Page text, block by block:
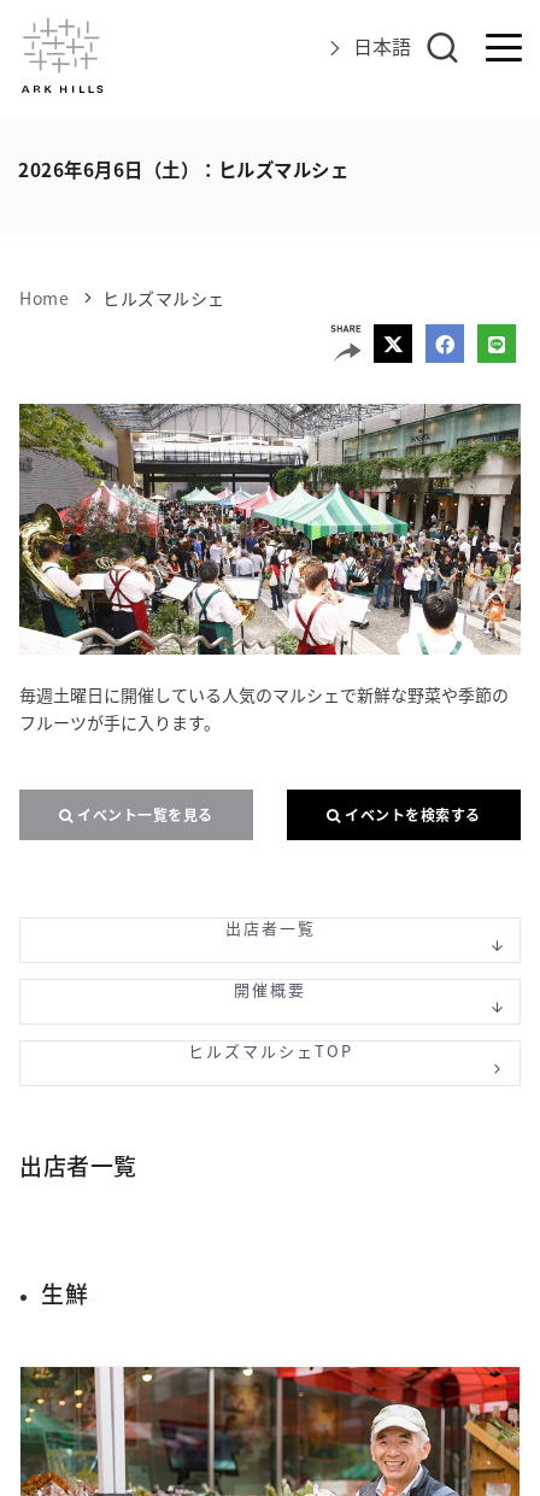
日本語
アークヒルズについて
グルメ＆ショップ
エリアマップ
アクセス
インフォメーション
2026年6月6日（土）：ヒルズマルシェ
Home ヒルズマルシェ
毎週土曜日に開催している人気のマルシェで新鮮な野菜や季節の
フルーツが手に入ります。
イベント一覧を見る イベントを検索する
出店者一覧
開催概要
ヒルズマルシェTOP
出店者一覧
生鮮